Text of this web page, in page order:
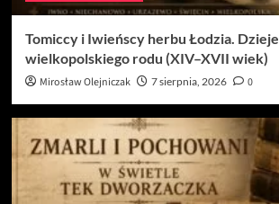
Tomiccy i Iwieńscy herbu Łodzia. Dzieje
wielkopolskiego rodu (XIV–XVII wiek)
Mirosław Olejniczak 7 sierpnia, 2026 0